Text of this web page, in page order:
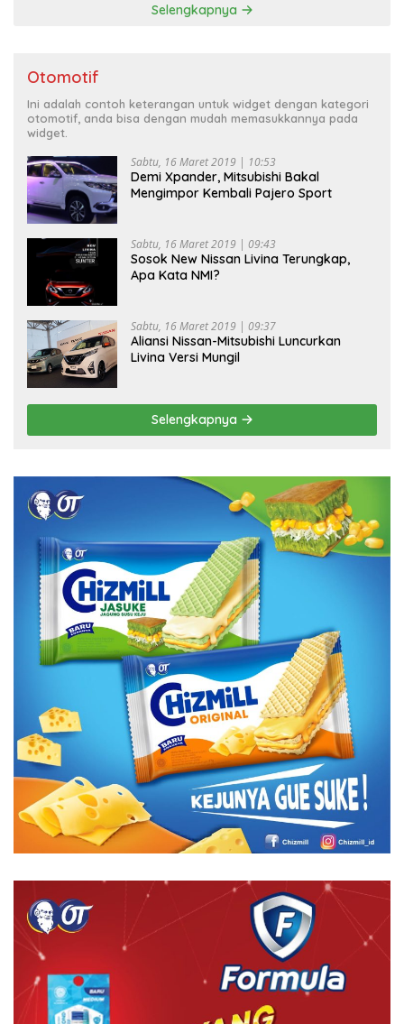
Selengkapnya
Otomotif
Ini adalah contoh keterangan untuk widget dengan kategori
otomotif, anda bisa dengan mudah memasukkannya pada
widget.
Sabtu, 16 Maret 2019 | 10:53
Demi Xpander, Mitsubishi Bakal
Mengimpor Kembali Pajero Sport
Sabtu, 16 Maret 2019 | 09:43
Sosok New Nissan Livina Terungkap,
Apa Kata NMI?
Sabtu, 16 Maret 2019 | 09:37
Aliansi Nissan-Mitsubishi Luncurkan
Livina Versi Mungil
Selengkapnya